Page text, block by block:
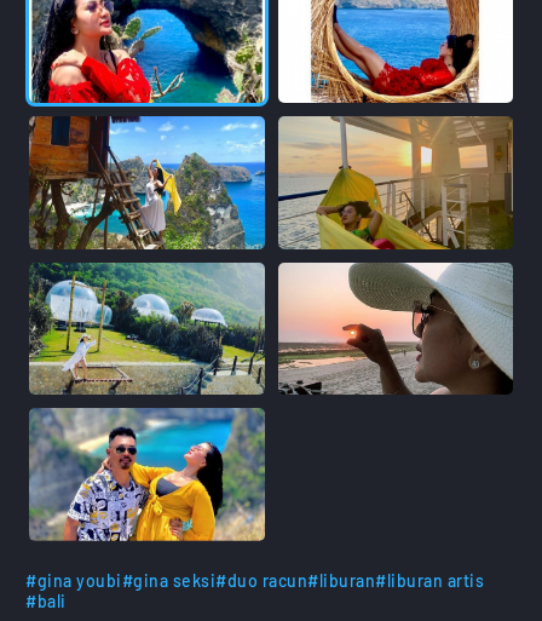
#gina youbi#gina seksi#duo racun#liburan#liburan artis
#bali